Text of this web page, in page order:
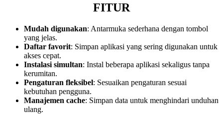
FITUR
Mudah digunakan: Antarmuka sederhana dengan tombol
yang jelas.
Daftar favorit: Simpan aplikasi yang sering digunakan untuk
akses cepat.
Instalasi simultan: Instal beberapa aplikasi sekaligus tanpa
kerumitan.
Pengaturan fleksibel: Sesuaikan pengaturan sesuai
kebutuhan pengguna.
Manajemen cache: Simpan data untuk menghindari unduhan
ulang.